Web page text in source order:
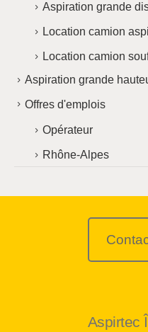
Aspiration grande
Location camion
Location camion
Aspiration grande
Offres d'emplois
Opérateur
Rhône-Alpes
Aspirtec